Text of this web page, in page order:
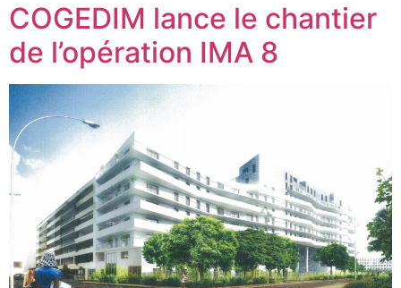
COGEDIM lance le chantier
de l’opération IMA 8